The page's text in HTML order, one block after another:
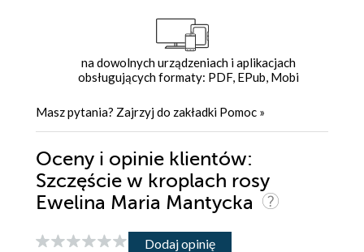
na dowolnych urządzeniach i aplikacjach
obsługujących formaty: PDF, EPub, Mobi
Masz pytania? Zajrzyj do zakładki Pomoc »
Oceny i opinie klientów:
Szczęście w kroplach rosy
Ewelina Maria Mantycka
Dodaj opinię